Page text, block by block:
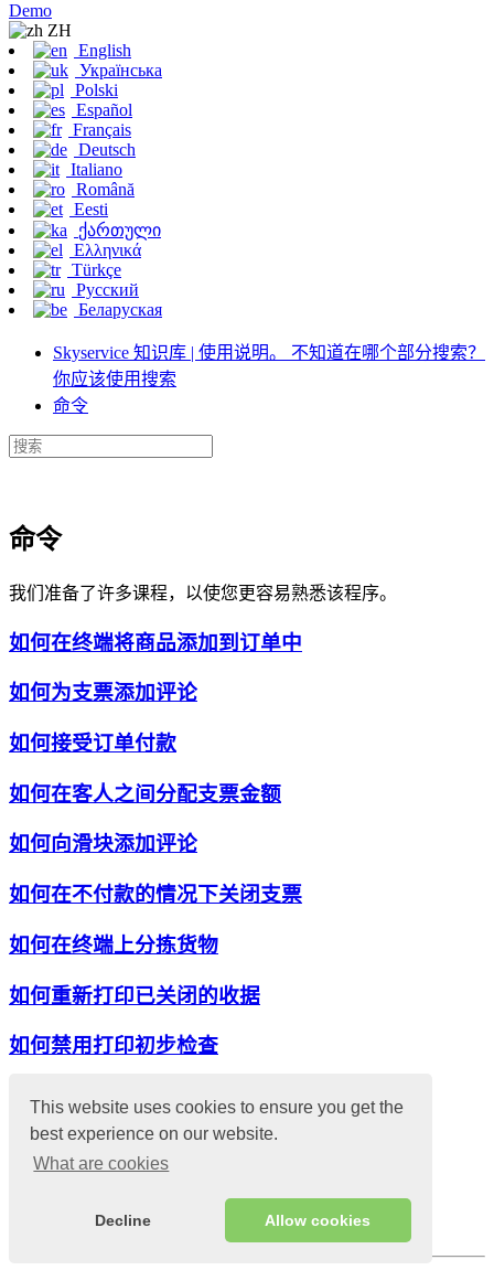
This website uses cookies to ensure you get the
best experience on our website.
What are cookies
Decline Allow cookies
Demo
ZH
English
Українська
Polski
Español
Français
Deutsch
Italiano
Română
Eesti
ქართული
Ελληνικά
Türkçe
Русский
Беларуская
Skyservice 知识库 | 使用说明。 不知道在哪个部分搜索？
你应该使用搜索
命令
命令
我们准备了许多课程，以使您更容易熟悉该程序。
如何在终端将商品添加到订单中
如何为支票添加评论
如何接受订单付款
如何在客人之间分配支票金额
如何向滑块添加评论
如何在不付款的情况下关闭支票
如何在终端上分拣货物
如何重新打印已关闭的收据
如何禁用打印初步检查
报告
折扣和促销
一般的